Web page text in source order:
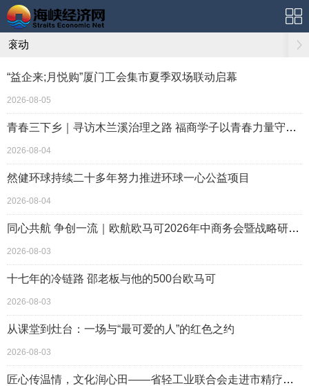
滚动
“益企来;月悦购”厦门工会集市夏季双场联动启幕
2026-08-05
青春三下乡｜寻访木兰溪治理之路 福商学子以青春力量守护海西碧水清流
2026-08-04
然健环球持续二十多年努力推进环球一心公益项目
2026-08-04
同心共航 争创一流｜欧航欧马可2026年中商务会暨战略研讨会圆满召开
2026-08-03
十七年的冷链路 邵老板与他的500台欧马可
2026-08-03
从课堂到灶台：一场与“最可爱的人”的红色之约
2026-08-03
匠心传温情，文化润心田——省轻工业联合会走进市精疗院开展爱心共建活动